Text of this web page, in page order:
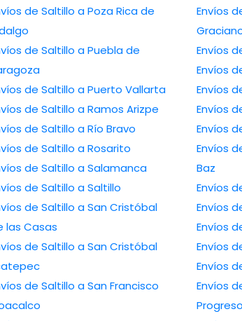
de Saltillo a Poza Rica de
de Saltillo a Puebla de
de Saltillo a Puerto Vallarta
de Saltillo a Ramos Arizpe
de Saltillo a Río Bravo
de Saltillo a Rosarito
de Saltillo a Salamanca
de Saltillo a Saltillo
de Saltillo a San Cristóbal
las Casas
de Saltillo a San Cristóbal
de Saltillo a San Francisco
Envíos
Envíos
Envíos
Envíos
Envíos
Envíos
Envíos
Baz
Envíos
Envíos
Envíos
Envíos
Envíos
Envíos
Progreso